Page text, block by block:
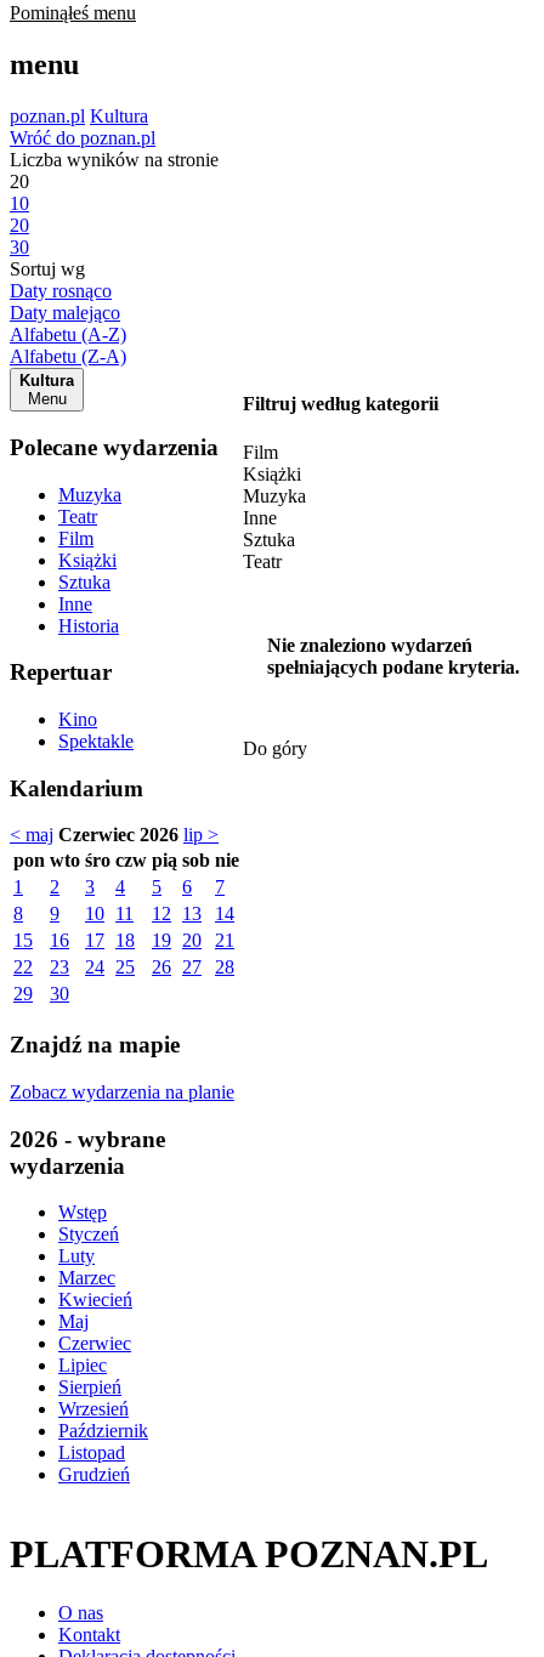
Pominąłeś menu
menu
poznan.pl Kultura
Wróć do poznan.pl
Liczba wyników na stronie
20
10
20
30
Sortuj wg
Daty rosnąco
Daty malejąco
Alfabetu (A-Z)
Alfabetu (Z-A)
Kultura
Menu
Polecane wydarzenia
Muzyka
Teatr
Film
Książki
Sztuka
Inne
Historia
Repertuar
Kino
Spektakle
Kalendarium
< maj Czerwiec 2026 lip >
pon wto śro czw pią sob nie
1
2 3 4 5 6
7
8
9 10 11 12 13
14
15
16 17 18 19 20
21
22
23 24 25 26 27
28
29
30
Znajdź na mapie
Zobacz wydarzenia na planie
2026 - wybrane
wydarzenia
Wstęp
Styczeń
Luty
Marzec
Kwiecień
Maj
Czerwiec
Lipiec
Sierpień
Wrzesień
Październik
Listopad
Grudzień
Filtruj według kategorii
Film
Książki
Muzyka
Inne
Sztuka
Teatr
Nie znaleziono wydarzeń
spełniających podane kryteria.
Do góry
PLATFORMA POZNAN.PL
O nas
Kontakt